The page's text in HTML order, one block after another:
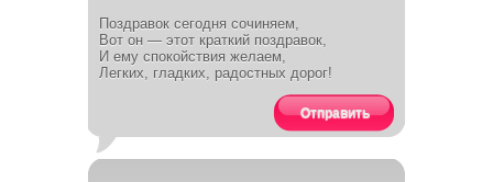
Поздравок сегодня сочиняем,
Вот он — этот краткий поздравок,
И ему спокойствия желаем,
Легких, гладких, радостных дорог!
Отправить